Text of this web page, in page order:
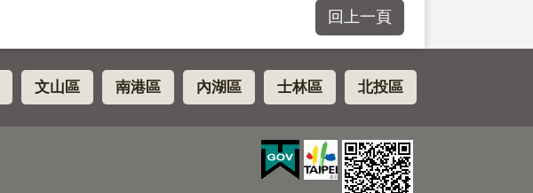
回上一頁
文山區 南港區 內湖區 士林區 北投區